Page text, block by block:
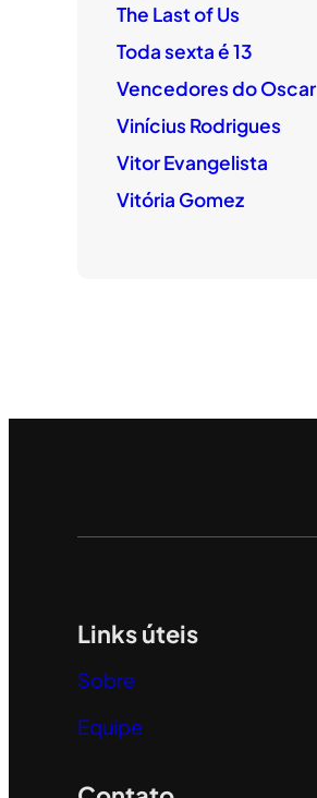
The Last of Us
Toda sexta é 13
Vencedores do Oscar
Vinícius Rodrigues
Vitor Evangelista
Vitória Gomez
Links úteis
Sobre
Equipe